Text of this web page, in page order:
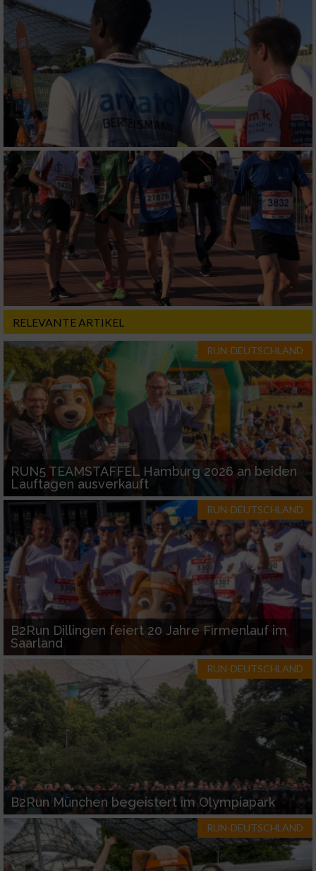
RELEVANTE ARTIKEL
RUN-DEUTSCHLAND
RUN5 TEAMSTAFFEL Hamburg 2026 an beiden
Lauftagen ausverkauft
RUN-DEUTSCHLAND
B2Run Dillingen feiert 20 Jahre Firmenlauf im
Saarland
RUN-DEUTSCHLAND
B2Run München begeistert im Olympiapark
RUN-DEUTSCHLAND